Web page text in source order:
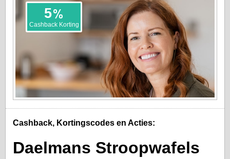
5%
Cashback Korting
Cashback, Kortingscodes en Acties:
Daelmans Stroopwafels